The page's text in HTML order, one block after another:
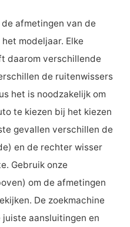
de afmetingen van de
modeljaar. Elke
daarom verschillende
de ruitenwissers
het is noodzakelijk om
te kiezen bij het kiezen
gevallen verschillen de
en de rechter wisser
Gebruik onze
om de afmetingen
De zoekmachine
aansluitingen en